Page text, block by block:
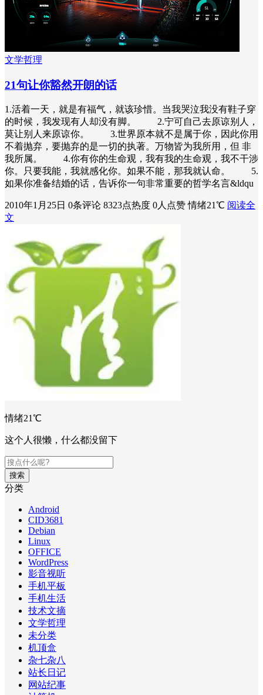
文学哲理
21句让你豁然开朗的话
1.活着一天，就是有福气，就该珍惜。当我哭泣我没有鞋子穿
的时候，我发现有人却没有脚。 2.宁可自己去原谅别人，
莫让别人来原谅你。 3.世界原本就不是属于你，因此你用
不着抛弃，要抛弃的是一切的执著。万物皆为我所用，但 非
我所属。 4.你有你的生命观，我有我的生命观，我不干涉
你。只要我能，我就感化你。如果不能，那我就认命。 5.
如果你准备结婚的话，告诉你一句非常重要的哲学名言&ldqu
2010年1月25日 0条评论 8323点热度 0人点赞 情绪21℃ 阅读全
文
情绪21℃
这个人很懒，什么都没留下
搜索
分类
Android
CID3681
Debian
Linux
OFFICE
WordPress
影音视听
手机平板
手机生活
技术文摘
文学哲理
未分类
机顶盒
杂七杂八
站长日记
网站纪事